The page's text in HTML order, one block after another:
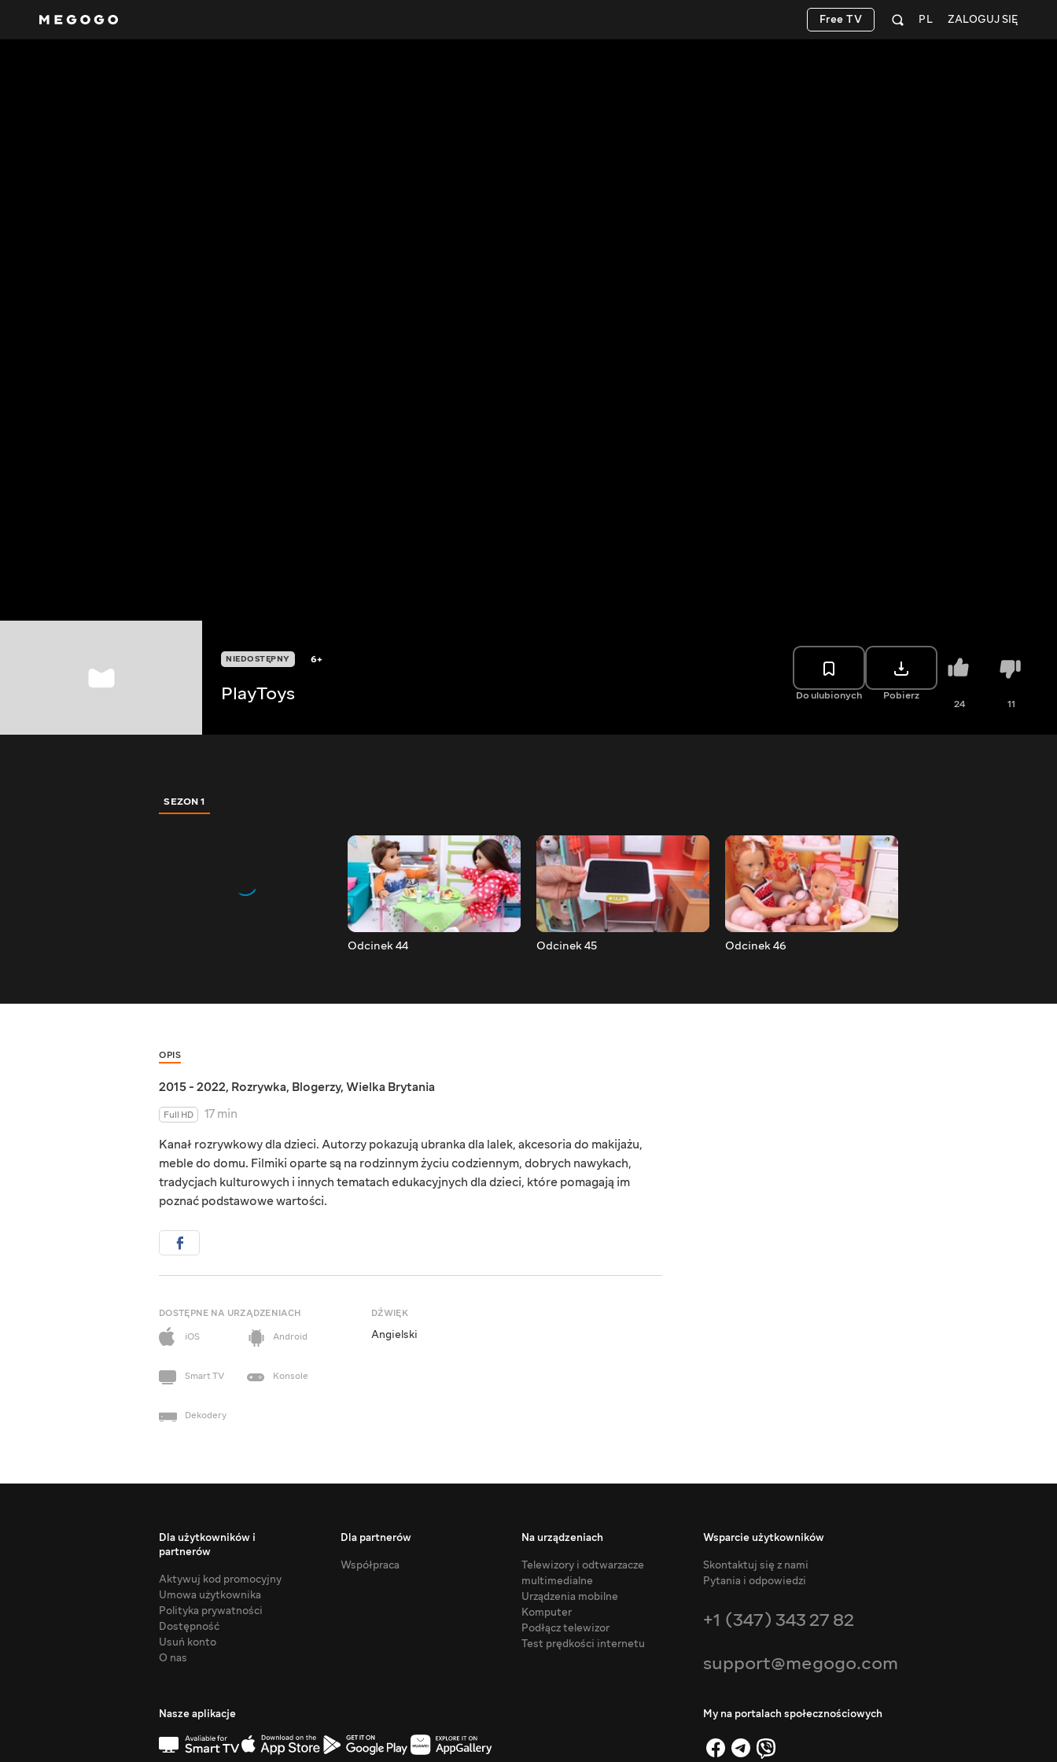
ZALOGUJ SIĘ
PL
Free TV
NIEDOSTĘPNY 6+
PlayToys Do ulubionych Pobierz
24 11
SEZON 1
Odcinek 44 Odcinek 45 Odcinek 46
OPIS
2015 - 2022, Rozrywka, Blogerzy, Wielka Brytania
Full HD
17 min
Kanał rozrywkowy dla dzieci. Autorzy pokazują ubranka dla lalek, akcesoria do makijażu,
meble do domu. Filmiki oparte są na rodzinnym życiu codziennym, dobrych nawykach,
tradycjach kulturowych i innych tematach edukacyjnych dla dzieci, które pomagają im
poznać podstawowe wartości.
DOSTĘPNE NA URZĄDZENIACH
iOS
Android
Smart TV Konsole
Dekodery
DŹWIĘK
Angielski
Dla użytkowników i
partnerów
Aktywuj kod promocyjny
Umowa użytkownika
Polityka prywatności
Dostępność
Usuń konto
O nas
Dla partnerów
Współpraca
Na urządzeniach
Telewizory i odtwarzacze
multimedialne
Urządzenia mobilne
Komputer
Podłącz telewizor
Test prędkości internetu
Wsparcie użytkowników
Skontaktuj się z nami
Pytania i odpowiedzi
+1 (347) 343 27 82
support@megogo.com
Nasze aplikacje My na portalach społecznościowych